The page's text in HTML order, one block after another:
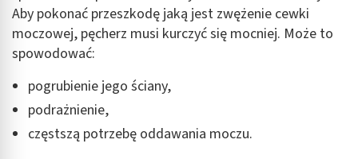
Aby pokonać przeszkodę jaką jest zwężenie cewki
moczowej, pęcherz musi kurczyć się mocniej. Może to
spowodować:
pogrubienie jego ściany,
podrażnienie,
częstszą potrzebę oddawania moczu.
Identyfikowanie urządzeń na podstawie
aktywnie żądanych informacji
Niezbędne
Wydajność (Performance)